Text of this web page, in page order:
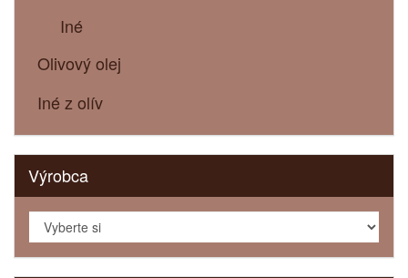
Iné
Olivový olej
Iné z olív
Výrobca